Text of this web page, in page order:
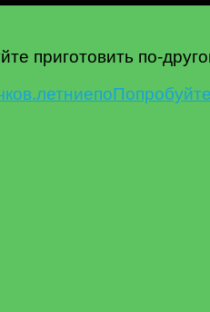
по-
летниепоПопробуйте